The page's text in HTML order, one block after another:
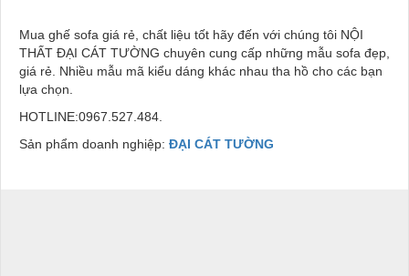
Mua ghế sofa giá rẻ, chất liệu tốt hãy đến với chúng tôi NỘI
THẤT ĐẠI CÁT TƯỜNG chuyên cung cấp những mẫu sofa đẹp,
giá rẻ. Nhiều mẫu mã kiểu dáng khác nhau tha hồ cho các bạn
lựa chọn.
HOTLINE:0967.527.484.
Sản phẩm doanh nghiệp: ĐẠI CÁT TƯỜNG